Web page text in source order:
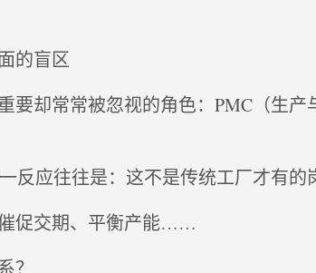
的盲区
却常常被忽视的角色：PMC（生产
反应往往是：这不是传统工厂才有的
促交期、平衡产能……
？